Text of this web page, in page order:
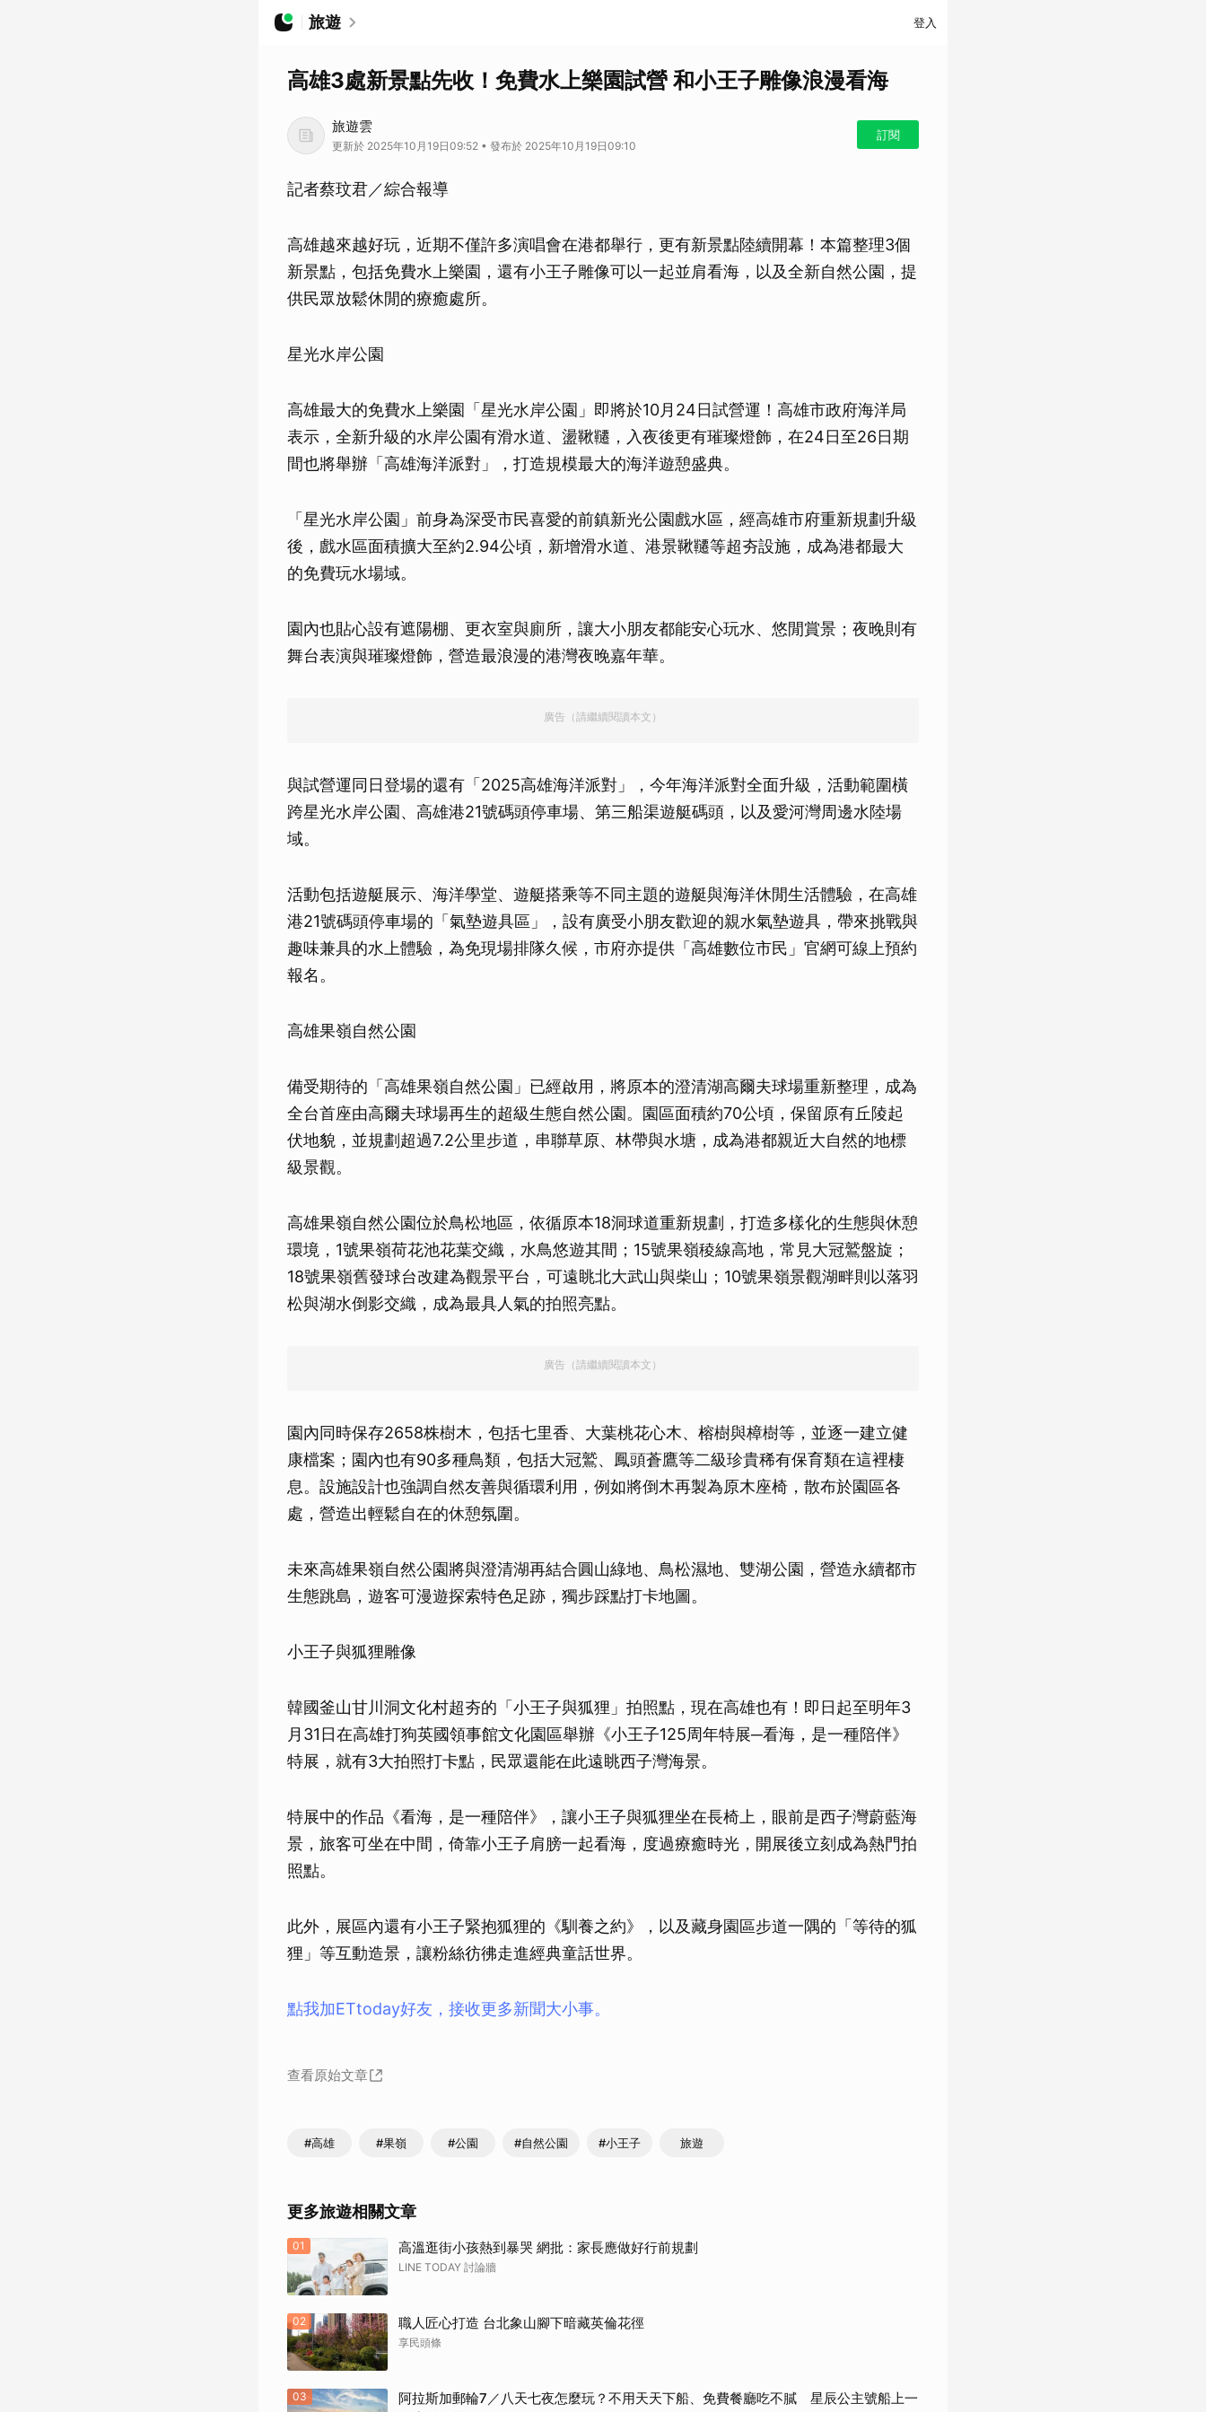
旅遊 登入
高雄3處新景點先收！免費水上樂園試營 和小王子雕像浪漫看海
旅遊雲
更新於 2025年10月19日09:52 • 發布於 2025年10月19日09:10
訂閱
記者蔡玟君／綜合報導
高雄越來越好玩，近期不僅許多演唱會在港都舉行，更有新景點陸續開幕！本篇整理3個
新景點，包括免費水上樂園，還有小王子雕像可以一起並肩看海，以及全新自然公園，提
供民眾放鬆休閒的療癒處所。
星光水岸公園
高雄最大的免費水上樂園「星光水岸公園」即將於10月24日試營運！高雄市政府海洋局
表示，全新升級的水岸公園有滑水道、盪鞦韆，入夜後更有璀璨燈飾，在24日至26日期
間也將舉辦「高雄海洋派對」，打造規模最大的海洋遊憩盛典。
「星光水岸公園」前身為深受市民喜愛的前鎮新光公園戲水區，經高雄市府重新規劃升級
後，戲水區面積擴大至約2.94公頃，新增滑水道、港景鞦韆等超夯設施，成為港都最大
的免費玩水場域。
園內也貼心設有遮陽棚、更衣室與廁所，讓大小朋友都能安心玩水、悠閒賞景；夜晚則有
舞台表演與璀璨燈飾，營造最浪漫的港灣夜晚嘉年華。
廣告（請繼續閱讀本文）
與試營運同日登場的還有「2025高雄海洋派對」，今年海洋派對全面升級，活動範圍橫
跨星光水岸公園、高雄港21號碼頭停車場、第三船渠遊艇碼頭，以及愛河灣周邊水陸場
域。
活動包括遊艇展示、海洋學堂、遊艇搭乘等不同主題的遊艇與海洋休閒生活體驗，在高雄
港21號碼頭停車場的「氣墊遊具區」，設有廣受小朋友歡迎的親水氣墊遊具，帶來挑戰與
趣味兼具的水上體驗，為免現場排隊久候，市府亦提供「高雄數位市民」官網可線上預約
報名。
高雄果嶺自然公園
備受期待的「高雄果嶺自然公園」已經啟用，將原本的澄清湖高爾夫球場重新整理，成為
全台首座由高爾夫球場再生的超級生態自然公園。園區面積約70公頃，保留原有丘陵起
伏地貌，並規劃超過7.2公里步道，串聯草原、林帶與水塘，成為港都親近大自然的地標
級景觀。
高雄果嶺自然公園位於鳥松地區，依循原本18洞球道重新規劃，打造多樣化的生態與休憩
環境，1號果嶺荷花池花葉交織，水鳥悠遊其間；15號果嶺稜線高地，常見大冠鷲盤旋；
18號果嶺舊發球台改建為觀景平台，可遠眺北大武山與柴山；10號果嶺景觀湖畔則以落羽
松與湖水倒影交織，成為最具人氣的拍照亮點。
廣告（請繼續閱讀本文）
園內同時保存2658株樹木，包括七里香、大葉桃花心木、榕樹與樟樹等，並逐一建立健
康檔案；園內也有90多種鳥類，包括大冠鷲、鳳頭蒼鷹等二級珍貴稀有保育類在這裡棲
息。設施設計也強調自然友善與循環利用，例如將倒木再製為原木座椅，散布於園區各
處，營造出輕鬆自在的休憩氛圍。
未來高雄果嶺自然公園將與澄清湖再結合圓山綠地、鳥松濕地、雙湖公園，營造永續都市
生態跳島，遊客可漫遊探索特色足跡，獨步踩點打卡地圖。
小王子與狐狸雕像
韓國釜山甘川洞文化村超夯的「小王子與狐狸」拍照點，現在高雄也有！即日起至明年3
月31日在高雄打狗英國領事館文化園區舉辦《小王子125周年特展─看海，是一種陪伴》
特展，就有3大拍照打卡點，民眾還能在此遠眺西子灣海景。
特展中的作品《看海，是一種陪伴》，讓小王子與狐狸坐在長椅上，眼前是西子灣蔚藍海
景，旅客可坐在中間，倚靠小王子肩膀一起看海，度過療癒時光，開展後立刻成為熱門拍
照點。
此外，展區內還有小王子緊抱狐狸的《馴養之約》，以及藏身園區步道一隅的「等待的狐
狸」等互動造景，讓粉絲彷彿走進經典童話世界。
點我加ETtoday好友，接收更多新聞大小事。
查看原始文章
#高雄 #果嶺 #公園 #自然公園 #小王子 旅遊
更多旅遊相關文章
01 高溫逛街小孩熱到暴哭 網批：家長應做好行前規劃
LINE TODAY 討論牆
02 職人匠心打造 台北象山腳下暗藏英倫花徑
享民頭條
03
阿拉斯加郵輪7／八天七夜怎麼玩？不用天天下船、免費餐廳吃不膩 星辰公主號船上一